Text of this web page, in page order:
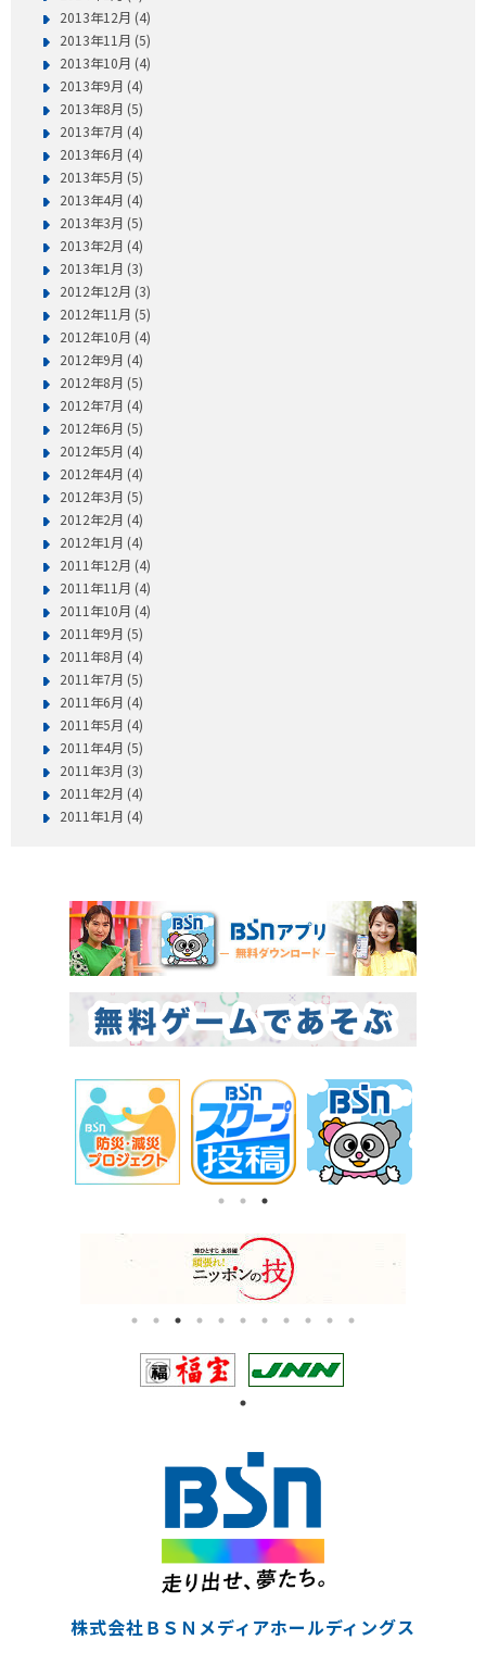
2013年12月 (4)
2013年11月 (5)
2013年10月 (4)
2013年9月 (4)
2013年8月 (5)
2013年7月 (4)
2013年6月 (4)
2013年5月 (5)
2013年4月 (4)
2013年3月 (5)
2013年2月 (4)
2013年1月 (3)
2012年12月 (3)
2012年11月 (5)
2012年10月 (4)
2012年9月 (4)
2012年8月 (5)
2012年7月 (4)
2012年6月 (5)
2012年5月 (4)
2012年4月 (4)
2012年3月 (5)
2012年2月 (4)
2012年1月 (4)
2011年12月 (4)
2011年11月 (4)
2011年10月 (4)
2011年9月 (5)
2011年8月 (4)
2011年7月 (5)
2011年6月 (4)
2011年5月 (4)
2011年4月 (5)
2011年3月 (3)
2011年2月 (4)
2011年1月 (4)
株式会社ＢＳＮメディアホールディングス